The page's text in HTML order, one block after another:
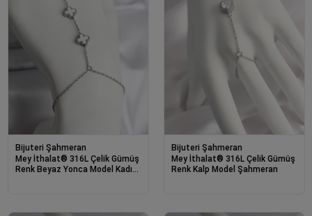
Bijuteri Şahmeran
Mey İthalat® 316L Çelik Gümüş
Renk Beyaz Yonca Model Kadın
Bijuteri Şahmeran
Mey İthalat® 316L Çelik Gümüş
Renk Kalp Model Şahmeran